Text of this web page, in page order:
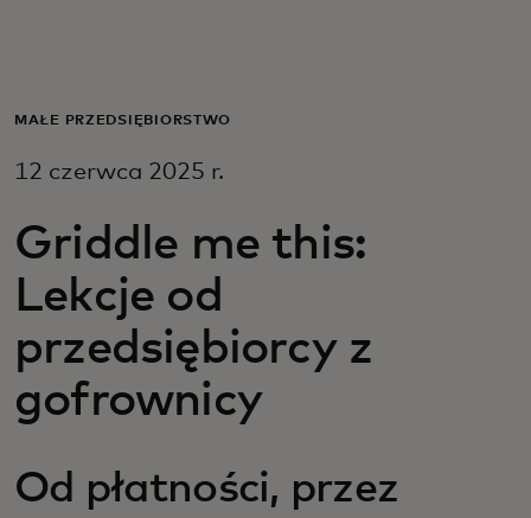
Dla firm
Dla innowatorów
Aktualności i trendy
MAŁE PRZEDSIĘBIORSTWO
12 czerwca 2025 r.
Griddle me this:
Lekcje od
przedsiębiorcy z
gofrownicy
Od płatności, przez